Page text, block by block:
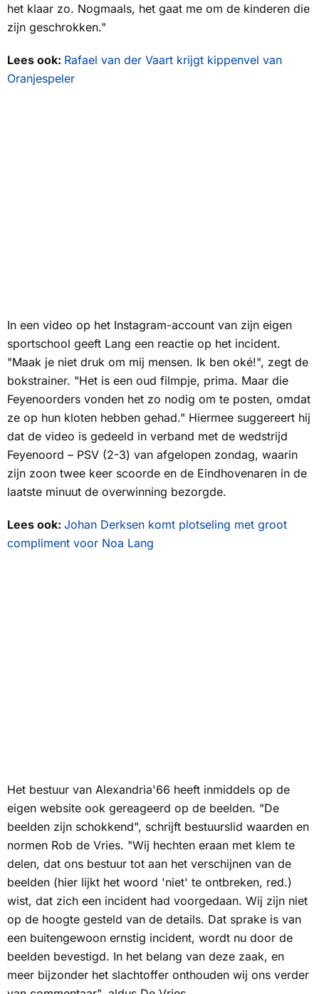
het klaar zo. Nogmaals, het gaat me om de kinderen die
zijn geschrokken."
Lees ook: Rafael van der Vaart krijgt kippenvel van
Oranjespeler
In een video op het Instagram-account van zijn eigen
sportschool geeft Lang een reactie op het incident.
"Maak je niet druk om mij mensen. Ik ben oké!", zegt de
bokstrainer. "Het is een oud filmpje, prima. Maar die
Feyenoorders vonden het zo nodig om te posten, omdat
ze op hun kloten hebben gehad." Hiermee suggereert hij
dat de video is gedeeld in verband met de wedstrijd
Feyenoord – PSV (2-3) van afgelopen zondag, waarin
zijn zoon twee keer scoorde en de Eindhovenaren in de
laatste minuut de overwinning bezorgde.
Lees ook: Johan Derksen komt plotseling met groot
compliment voor Noa Lang
Het bestuur van Alexandria'66 heeft inmiddels op de
eigen website ook gereageerd op de beelden. "De
beelden zijn schokkend", schrijft bestuurslid waarden en
normen Rob de Vries. "Wij hechten eraan met klem te
delen, dat ons bestuur tot aan het verschijnen van de
beelden (hier lijkt het woord 'niet' te ontbreken, red.)
wist, dat zich een incident had voorgedaan. Wij zijn niet
op de hoogte gesteld van de details. Dat sprake is van
een buitengewoon ernstig incident, wordt nu door de
beelden bevestigd. In het belang van deze zaak, en
meer bijzonder het slachtoffer onthouden wij ons verder